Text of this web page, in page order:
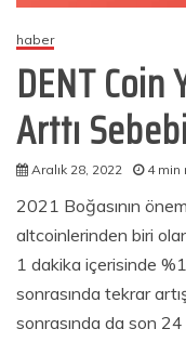
haber
DENT Coin
Arttı
Aralık 28, 2022 4 min
2021 Boğasının
altcoinlerinden biri
1 dakika içerisinde
sonrasında tekrar
sonrasında da son